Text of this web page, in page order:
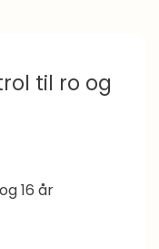
til ro og
16 år